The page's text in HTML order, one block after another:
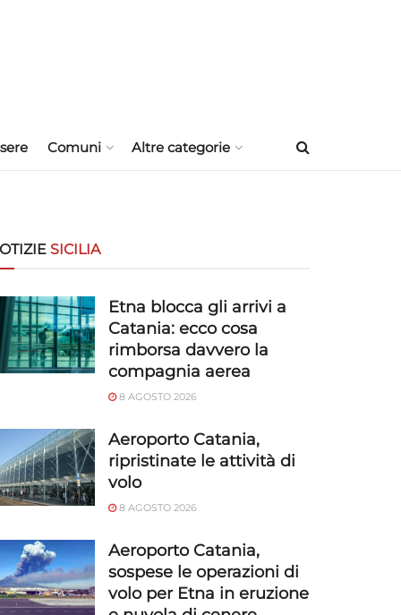
Comuni Altre categorie
SICILIA
Etna blocca gli arrivi a
Catania: ecco cosa
rimborsa davvero la
compagnia aerea
8 AGOSTO 2026
Aeroporto Catania,
ripristinate le attività di
volo
8 AGOSTO 2026
Aeroporto Catania,
sospese le operazioni di
volo per Etna in eruzione